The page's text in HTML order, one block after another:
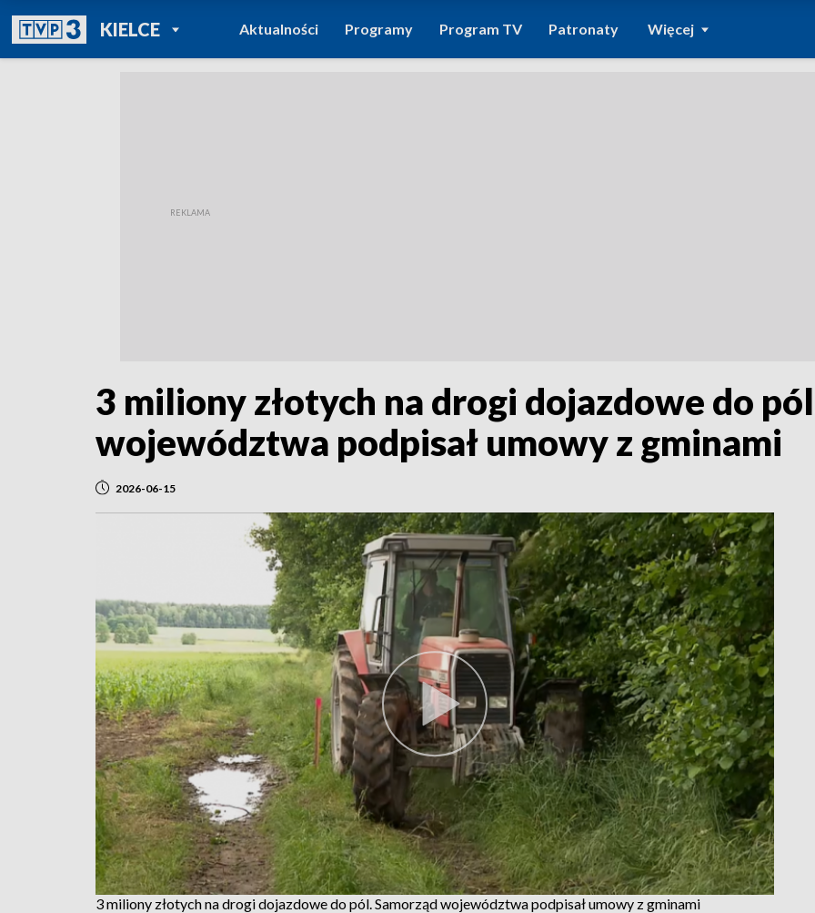
KIELCEPOWRÓT DO
TVP REGIONY
Aktualności Programy Program TV Patronaty Więcej
3 miliony złotych na drogi dojazdowe do
województwa podpisał umowy z gminami
2026-06-15
3 miliony złotych na drogi dojazdowe do pól. Samorząd województwa podpisał umowy z gminami